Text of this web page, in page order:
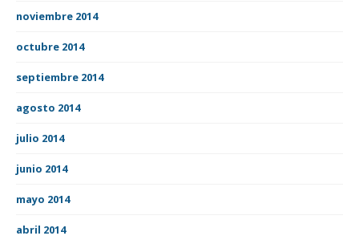
noviembre 2014
octubre 2014
septiembre 2014
agosto 2014
julio 2014
junio 2014
mayo 2014
abril 2014